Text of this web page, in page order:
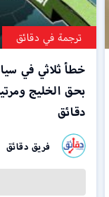
ترجمة في دقائق
خطأ ثلاثي في
بحق الخليج
دقائق
فريق دقائق